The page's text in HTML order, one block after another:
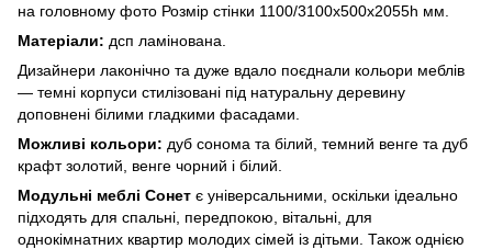
на головному фото Розмір стінки 1100/3100х500х2055h мм.
Матеріали: дсп ламінована.
Дизайнери лаконічно та дуже вдало поєднали кольори меблів
— темні корпуси стилізовані під натуральну деревину
доповнені білими гладкими фасадами.
Можливі кольори: дуб сонома та білий, темний венге та дуб
крафт золотий, венге чорний і білий.
Модульні меблі Сонет є універсальними, оскільки ідеально
підходять для спальні, передпокою, вітальні, для
однокімнатних квартир молодих сімей із дітьми. Також однією